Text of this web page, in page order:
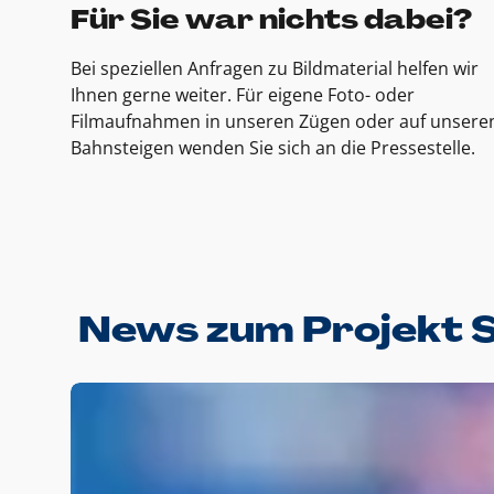
Für Sie war nichts dabei?
Bei speziellen Anfragen zu Bildmaterial helfen wir
Ihnen gerne weiter. Für eigene Foto- oder
Filmaufnahmen in unseren Zügen oder auf
Bahnsteigen wenden Sie sich an die Pressestelle.
News zum Projekt